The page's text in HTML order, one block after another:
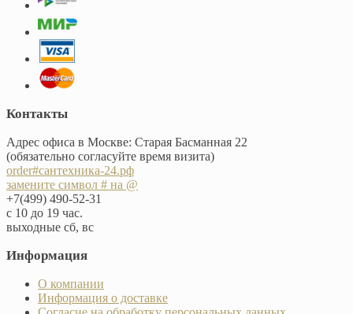
Контакты
Адрес офиса в Москве: Старая Басманная 22
(обязательно согласуйте время визита)
order#сантехника-24.рф
замените символ # на @
+7(499) 490-52-31
с 10 до 19 час.
выходные сб, вс
Информация
О компании
Информация о доставке